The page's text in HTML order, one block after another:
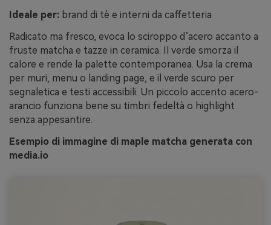
Ideale per: brand di tè e interni da caffetteria
Radicato ma fresco, evoca lo sciroppo d’acero accanto a
fruste matcha e tazze in ceramica. Il verde smorza il
calore e rende la palette contemporanea. Usa la crema
per muri, menu o landing page, e il verde scuro per
segnaletica e testi accessibili. Un piccolo accento acero-
arancio funziona bene su timbri fedeltà o highlight
senza appesantire.
Esempio di immagine di maple matcha generata con
media.io